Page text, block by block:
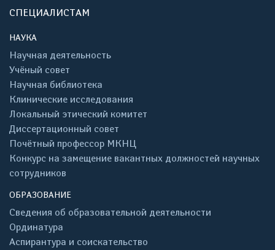
СПЕЦИАЛИСТАМ
НАУКА
Научная деятельность
Учёный совет
Научная библиотека
Клинические исследования
Локальный этический комитет
Диссертационный совет
Почётный профессор МКНЦ
Конкурс на замещение вакантных должностей научных
сотрудников
ОБРАЗОВАНИЕ
Сведения об образовательной деятельности
Ординатура
Аспирантура и соискательство